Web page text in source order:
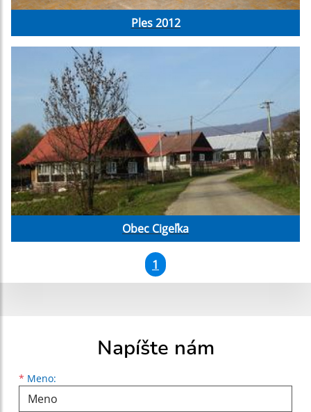
Ples 2012
Obec Cigeľka
1
Napíšte nám
* Meno:
Meno
Priezvisko
E-mailová adresa